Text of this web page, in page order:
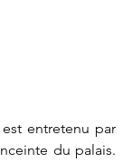
entretenu par
du palais.